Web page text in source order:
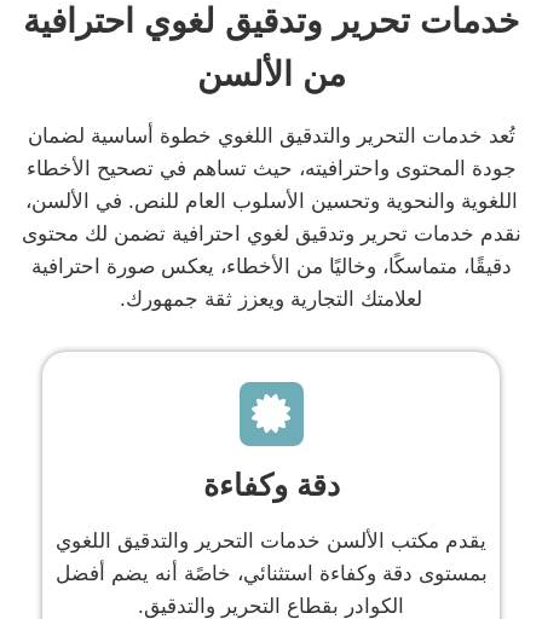
خدمات تحرير وتدقيق لغوي احترافية
من الألسن
تُعد خدمات التحرير والتدقيق اللغوي خطوة أساسية لضمان
جودة المحتوى واحترافيته، حيث تساهم في تصحيح الأخطاء
اللغوية والنحوية وتحسين الأسلوب العام للنص. في الألسن،
نقدم خدمات تحرير وتدقيق لغوي احترافية تضمن لك محتوى
دقيقًا، متماسكًا، وخاليًا من الأخطاء، يعكس صورة احترافية
لعلامتك التجارية ويعزز ثقة جمهورك.
دقة وكفاءة
يقدم مكتب الألسن خدمات التحرير والتدقيق اللغوي
بمستوى دقة وكفاءة استثنائي، خاصًة أنه يضم أفضل
الكوادر بقطاع التحرير والتدقيق.